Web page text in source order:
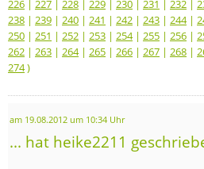
226 | 227 | 228 | 229 | 230 | 231 | 232 |
238 | 239 | 240 | 241 | 242 | 243 | 244|
250 | 251 | 252 | 253 | 254| 255 | 256 |
262 | 263 | 264| 265 | 266 | 267 | 268 |
274)
am 19.08.2012 um 10:34 Uhr
... hat heike2211